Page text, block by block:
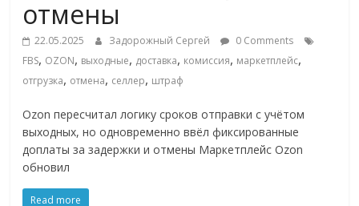
для
Commerce,
ритейле,
технологиях,
соцсетях.
Нам
важно,
как
отмены
22.05.2025 Задорожный Сергей
0 Comments
FBS, OZON, выходные, доставка, комиссия, маркетплейс,
отгрузка, отмена, селлер, штраф
Ozon пересчитал логику сроков отправки с учётом
выходных, но одновременно ввёл фиксированные
доплаты за задержки и отмены Маркетплейс Ozon
обновил
Read more